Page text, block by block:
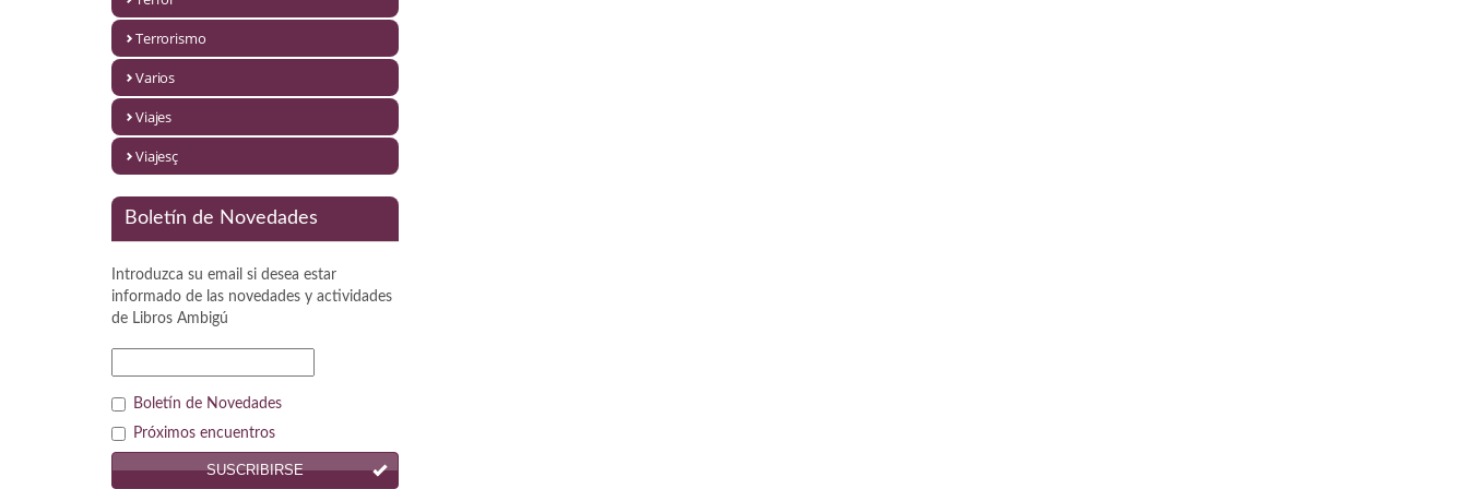
Psicología. Educación
Segunda Guerra Mundial
Terrorismo
Varios
Viajes
Viajesç
Boletín de Novedades
Introduzca su email si desea estar
informado de las novedades y actividades
de Libros Ambigú
Boletín de Novedades
Próximos encuentros
SUSCRIBIRSE